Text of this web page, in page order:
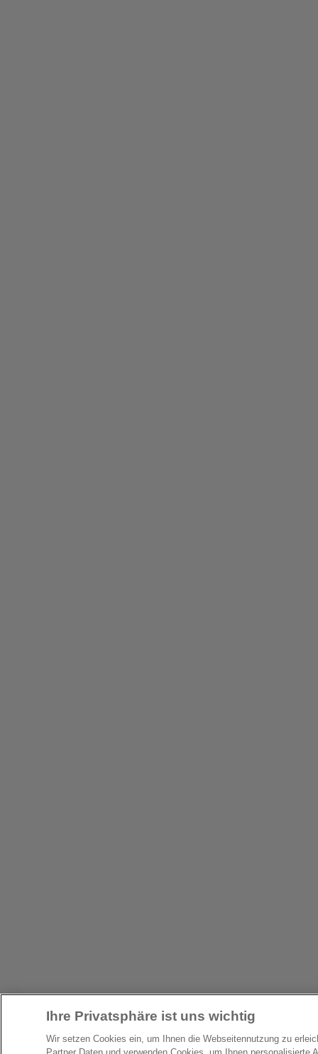
Ihre Privatsphäre ist uns wichtig
Wir setzen Cookies ein, um Ihnen die Webseitennutzung zu